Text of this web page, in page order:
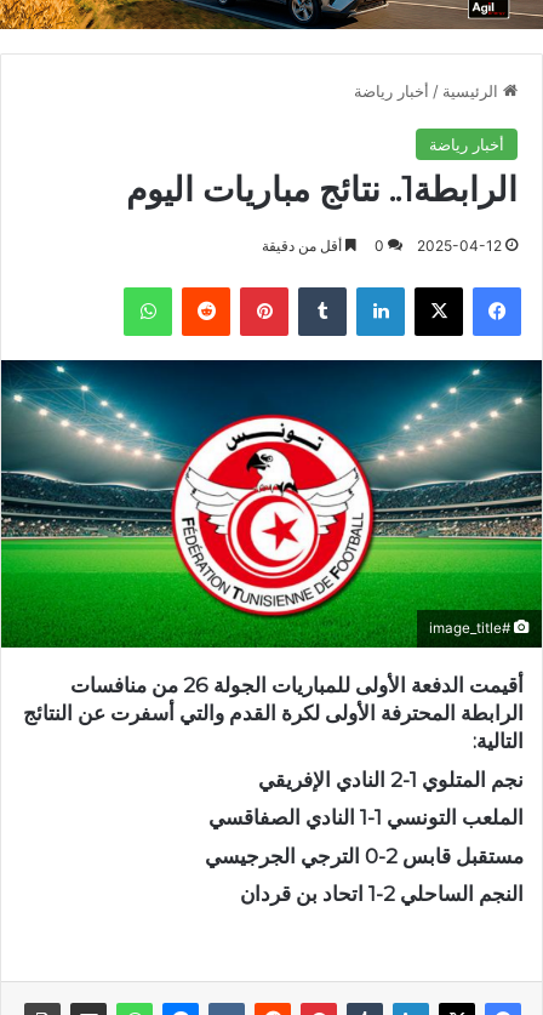
الرئيسية / أخبار رياضة
أخبار رياضة
الرابطة1.. نتائج مباريات اليوم
2025-04-12
0 أقل من دقيقة
فيسبوك X لينكدإن بينتيريست واتساب
#image_title
أقيمت الدفعة الأولى للمباريات الجولة 26 من منافسات
الرابطة المحترفة الأولى لكرة القدم والتي أسفرت عن النتائج
التالية:
نجم المتلوي 1-2 النادي الإفريقي
الملعب التونسي 1-1 النادي الصفاقسي
مستقبل قابس 2-0 الترجي الجرجيسي
النجم الساحلي 2-1 اتحاد بن قردان